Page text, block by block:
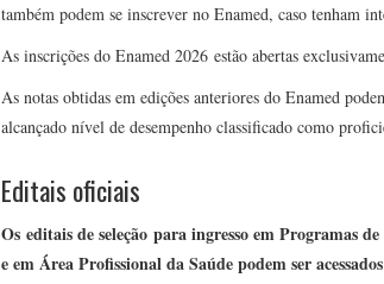
também podem se inscrever no Enamed, caso tenham
As inscrições do Enamed 2026 estão abertas
As notas obtidas em edições anteriores do Enamed
alcançado nível de desempenho classificado como
Editais oficiais
Os editais de seleção para ingresso em Programas
e em Área Profissional da Saúde podem ser